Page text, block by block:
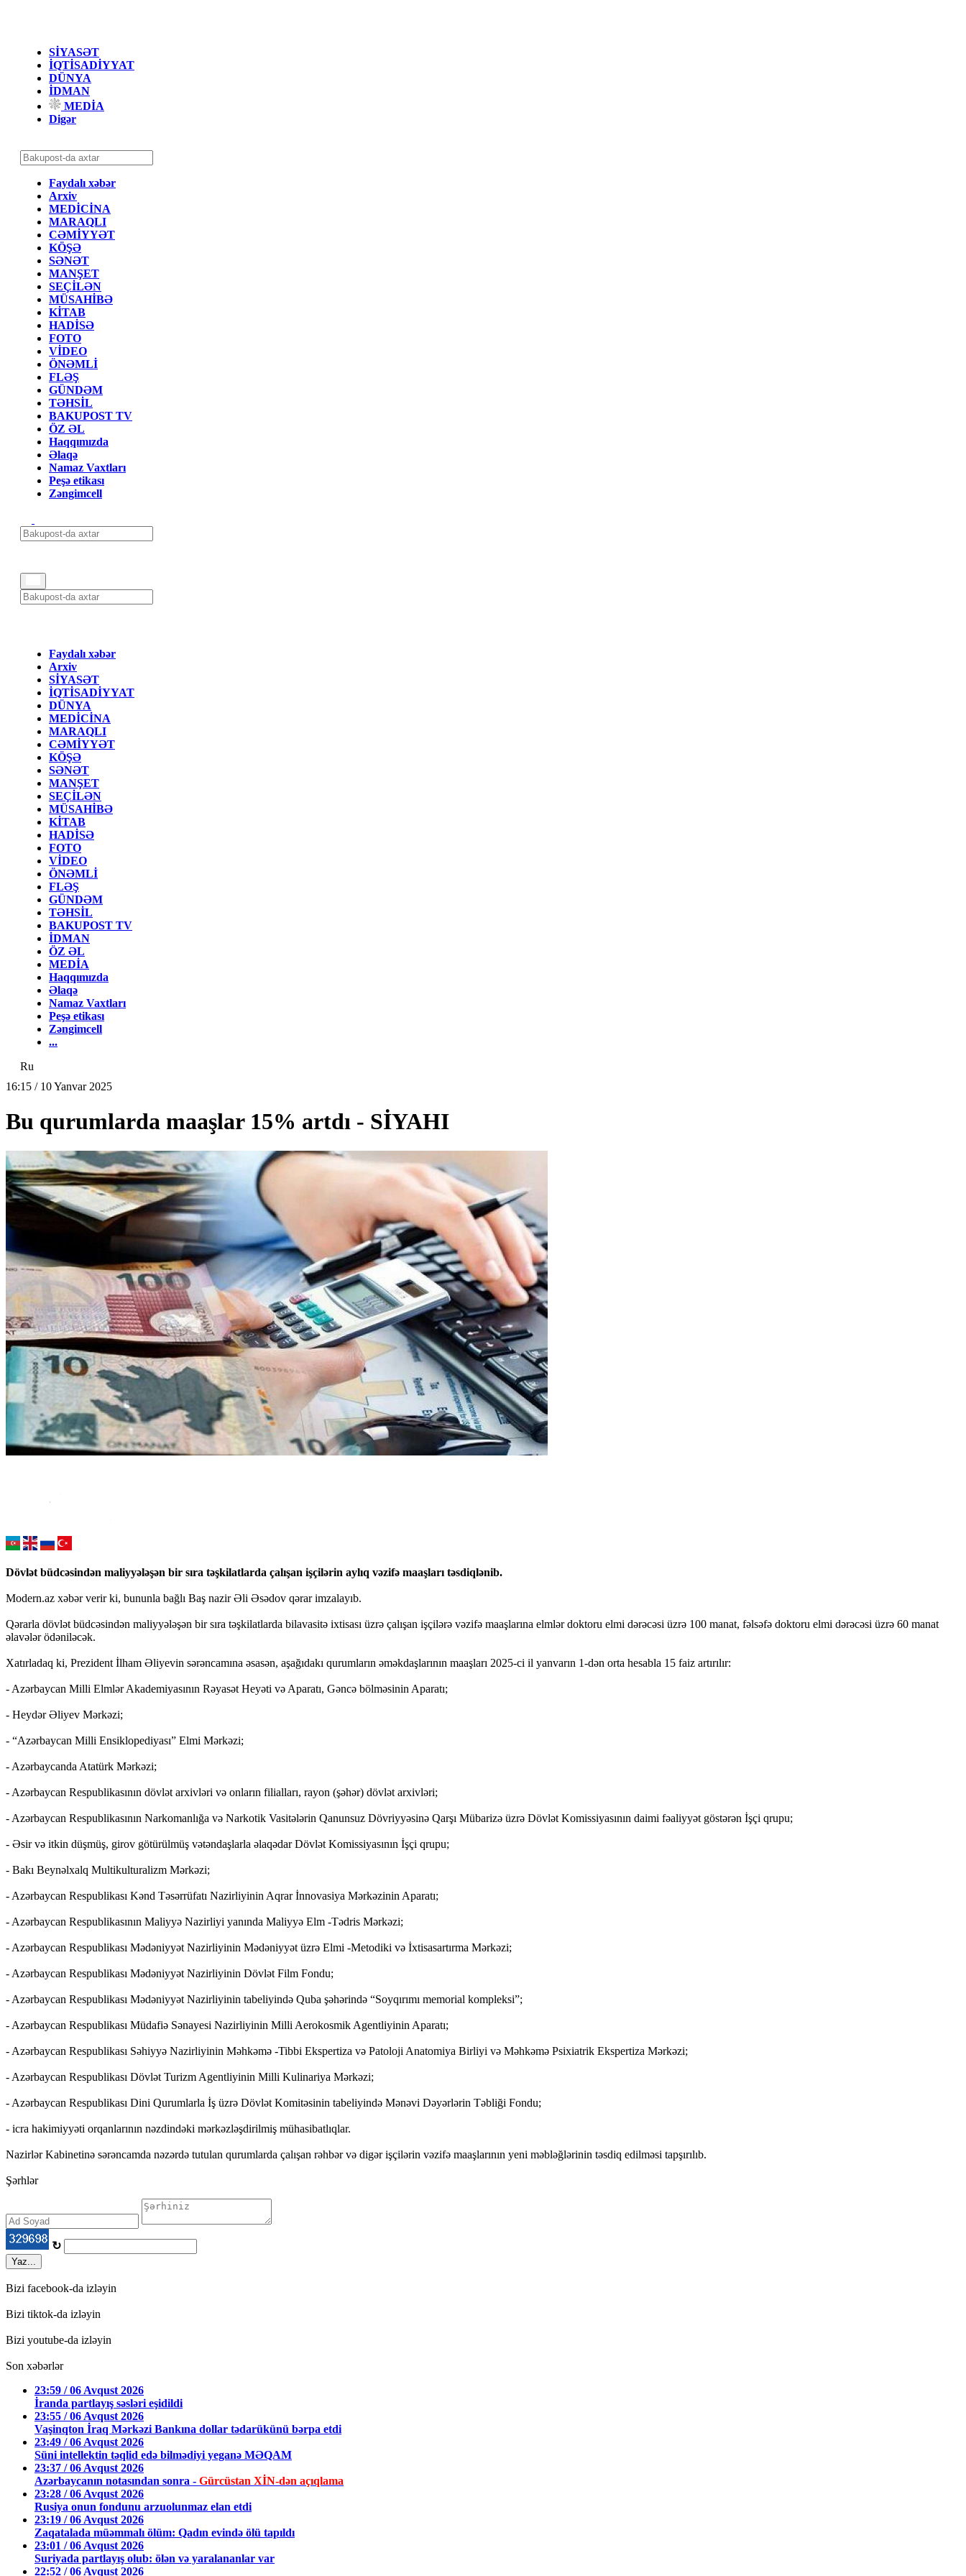
SİYASƏT
İQTİSADİYYAT
DÜNYA
İDMAN
MEDİA
Digər
Faydalı xəbər
Arxiv
MEDİCİNA
MARAQLI
CƏMİYYƏT
KÖŞƏ
SƏNƏT
MANŞET
SEÇİLƏN
MÜSAHİBƏ
KİTAB
HADİSƏ
FOTO
VİDEO
ÖNƏMLİ
FLƏŞ
GÜNDƏM
TƏHSİL
BAKUPOST TV
ÖZ ƏL
Haqqımızda
Əlaqə
Namaz Vaxtları
Peşə etikası
Zəngimcell
Faydalı xəbər
Arxiv
SİYASƏT
İQTİSADİYYAT
DÜNYA
MEDİCİNA
MARAQLI
CƏMİYYƏT
KÖŞƏ
SƏNƏT
MANŞET
SEÇİLƏN
MÜSAHİBƏ
KİTAB
HADİSƏ
FOTO
VİDEO
ÖNƏMLİ
FLƏŞ
GÜNDƏM
TƏHSİL
BAKUPOST TV
İDMAN
ÖZ ƏL
MEDİA
Haqqımızda
Əlaqə
Namaz Vaxtları
Peşə etikası
Zəngimcell
...
Ru
16:15 / 10 Yanvar 2025
Bu qurumlarda maaşlar 15% artdı - SİYAHI
Dövlət büdcəsindən maliyyələşən bir sıra təşkilatlarda çalışan işçilərin aylıq vəzifə maaşları təsdiqlənib.
Modern.az xəbər verir ki, bununla bağlı Baş nazir Əli Əsədov qərar imzalayıb.
Qərarla dövlət büdcəsindən maliyyələşən bir sıra təşkilatlarda bilavasitə ixtisası üzrə çalışan işçilərə vəzifə maaşlarına elmlər doktoru elmi dərəcəsi üzrə 100 manat, fəlsəfə doktoru elmi dərəcəsi üzrə 60 manat
əlavələr ödəniləcək.
Xatırladaq ki, Prezident İlham Əliyevin sərəncamına əsasən, aşağıdakı qurumların əməkdaşlarının maaşları 2025-ci il yanvarın 1-dən orta hesabla 15 faiz artırılır:
- Azərbaycan Milli Elmlər Akademiyasının Rəyasət Heyəti və Aparatı, Gəncə bölməsinin Aparatı;
- Heydər Əliyev Mərkəzi;
- “Azərbaycan Milli Ensiklopediyası” Elmi Mərkəzi;
- Azərbaycanda Atatürk Mərkəzi;
- Azərbaycan Respublikasının dövlət arxivləri və onların filialları, rayon (şəhər) dövlət arxivləri;
- Azərbaycan Respublikasının Narkomanlığa və Narkotik Vasitələrin Qanunsuz Dövriyyəsinə Qarşı Mübarizə üzrə Dövlət Komissiyasının daimi fəaliyyət göstərən İşçi qrupu;
- Əsir və itkin düşmüş, girov götürülmüş vətəndaşlarla əlaqədar Dövlət Komissiyasının İşçi qrupu;
- Bakı Beynəlxalq Multikulturalizm Mərkəzi;
- Azərbaycan Respublikası Kənd Təsərrüfatı Nazirliyinin Aqrar İnnovasiya Mərkəzinin Aparatı;
- Azərbaycan Respublikasının Maliyyə Nazirliyi yanında Maliyyə Elm -Tədris Mərkəzi;
- Azərbaycan Respublikası Mədəniyyət Nazirliyinin Mədəniyyət üzrə Elmi -Metodiki və İxtisasartırma Mərkəzi;
- Azərbaycan Respublikası Mədəniyyət Nazirliyinin Dövlət Film Fondu;
- Azərbaycan Respublikası Mədəniyyət Nazirliyinin tabeliyində Quba şəhərində “Soyqırımı memorial kompleksi”;
- Azərbaycan Respublikası Müdafiə Sənayesi Nazirliyinin Milli Aerokosmik Agentliyinin Aparatı;
- Azərbaycan Respublikası Səhiyyə Nazirliyinin Məhkəmə -Tibbi Ekspertiza və Patoloji Anatomiya Birliyi və Məhkəmə Psixiatrik Ekspertiza Mərkəzi;
- Azərbaycan Respublikası Dövlət Turizm Agentliyinin Milli Kulinariya Mərkəzi;
- Azərbaycan Respublikası Dini Qurumlarla İş üzrə Dövlət Komitəsinin tabeliyində Mənəvi Dəyərlərin Təbliği Fondu;
- icra hakimiyyəti orqanlarının nəzdindəki mərkəzləşdirilmiş mühasibatlıqlar.
Nazirlər Kabinetinə sərəncamda nəzərdə tutulan qurumlarda çalışan rəhbər və digər işçilərin vəzifə maaşlarının yeni məbləğlərinin təsdiq edilməsi tapşırılıb.
Şərhlər
↻
Yaz...
Bizi facebook-da izləyin
Bizi tiktok-da izləyin
Bizi youtube-da izləyin
Son xəbərlər
23:59 / 06 Avqust 2026
İranda partlayış səsləri eşidildi
23:55 / 06 Avqust 2026
Vaşinqton İraq Mərkəzi Bankına dollar tədarükünü bərpa etdi
23:49 / 06 Avqust 2026
Süni intellektin təqlid edə bilmədiyi yeganə MƏQAM
23:37 / 06 Avqust 2026
Azərbaycanın notasından sonra - Gürcüstan XİN-dən açıqlama
23:28 / 06 Avqust 2026
Rusiya onun fondunu arzuolunmaz elan etdi
23:19 / 06 Avqust 2026
Zaqatalada müəmmalı ölüm: Qadın evində ölü tapıldı
23:01 / 06 Avqust 2026
Suriyada partlayış olub: ölən və yaralananlar var
22:52 / 06 Avqust 2026